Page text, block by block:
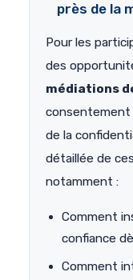
près de la
Pour les
des
médiations
consentement
de la
détaillée de
notamment :
Comment
confiance
Comment